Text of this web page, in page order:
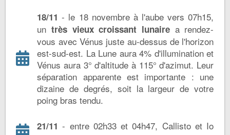
18/11 - le 18 novembre à l'aube vers 07h15,
un très vieux croissant lunairea rendez-
vous avec Vénus juste au-dessus de l'horizon
est-sud-est. La Lune aura 4% d'illumination et
Vénus aura 3° d'altitude à 115° d'azimut. Leur
séparation apparente est importante : une
dizaine de degrés, soit la largeur de votre
poing bras tendu.
21/11 - entre 02h33 et 04h47, Callisto et Io